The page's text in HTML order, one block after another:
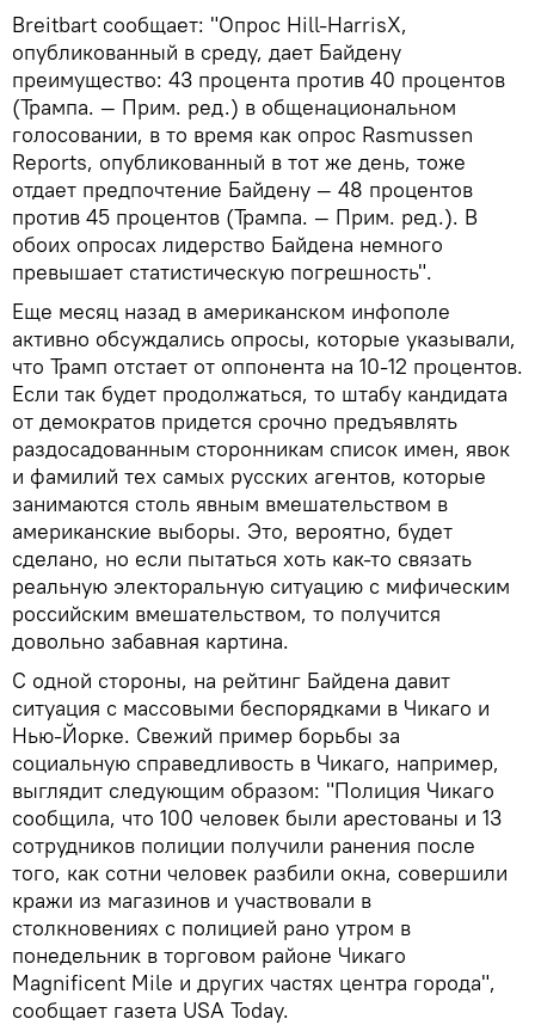
Breitbart сообщает: "Опрос Hill-HarrisX,
опубликованный в среду, дает Байдену
преимущество: 43 процента против 40 процентов
(Трампа. — Прим. ред.) в общенациональном
голосовании, в то время как опрос Rasmussen
Reports, опубликованный в тот же день, тоже
отдает предпочтение Байдену — 48 процентов
против 45 процентов (Трампа. — Прим. ред.). В
обоих опросах лидерство Байдена немного
превышает статистическую погрешность".
Еще месяц назад в американском инфополе
активно обсуждались опросы, которые указывали,
что Трамп отстает от оппонента на 10-12 процентов.
Если так будет продолжаться, то штабу кандидата
от демократов придется срочно предъявлять
раздосадованным сторонникам список имен, явок
и фамилий тех самых русских агентов, которые
занимаются столь явным вмешательством в
американские выборы. Это, вероятно, будет
сделано, но если пытаться хоть как-то связать
реальную электоральную ситуацию с мифическим
российским вмешательством, то получится
довольно забавная картина.
С одной стороны, на рейтинг Байдена давит
ситуация с массовыми беспорядками в Чикаго и
Нью-Йорке. Свежий пример борьбы за
социальную справедливость в Чикаго, например,
выглядит следующим образом: "Полиция Чикаго
сообщила, что 100 человек были арестованы и 13
сотрудников полиции получили ранения после
того, как сотни человек разбили окна, совершили
кражи из магазинов и участвовали в
столкновениях с полицией рано утром в
понедельник в торговом районе Чикаго
Magnificent Mile и других частях центра города",
сообщает газета USA Today.